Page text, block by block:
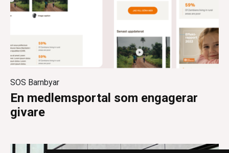
SOS Barnbyar
En medlemsportal som engagerar
givare